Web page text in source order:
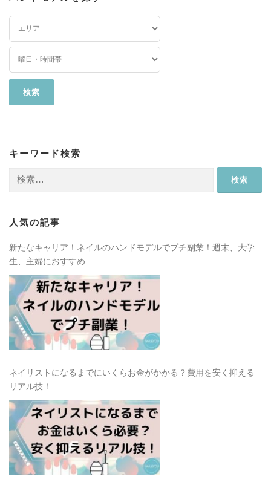
キーワード検索
人気の記事
新たなキャリア！ネイルのハンドモデルでプチ副業！週末、大学
生、主婦におすすめ
ネイリストになるまでにいくらお金がかかる？費用を安く抑える
リアル技！